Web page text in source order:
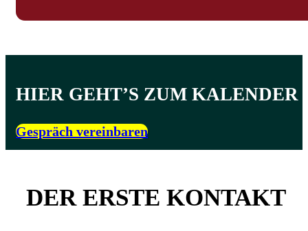
HIER GEHT’S ZUM KALENDER
Gespräch vereinbaren
DER ERSTE KONTAKT